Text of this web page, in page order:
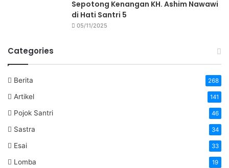
Sepotong Kenangan KH. Ashim Nawawi
di Hati Santri 5
05/11/2025
Categories
Berita 268
Artikel 141
Pojok Santri 46
Sastra 34
Esai 33
Lomba 19